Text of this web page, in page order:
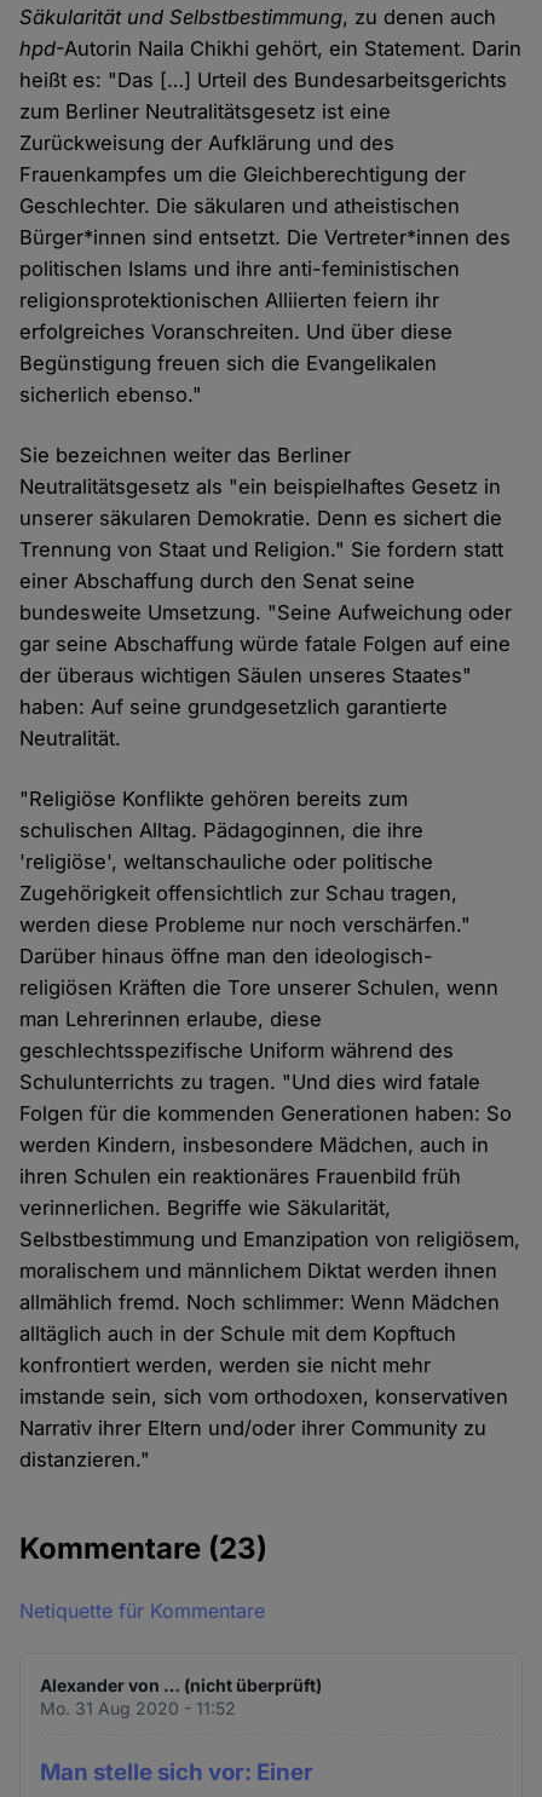
Säkularität und Selbstbestimmung, zu denen auch
hpd-Autorin Naila Chikhi gehört, ein Statement. Darin
heißt es: "Das […] Urteil des Bundesarbeitsgerichts
zum Berliner Neutralitätsgesetz ist eine
Zurückweisung der Aufklärung und des
Frauenkampfes um die Gleichberechtigung der
Geschlechter. Die säkularen und atheistischen
Bürger*innen sind entsetzt. Die Vertreter*innen des
politischen Islams und ihre anti-feministischen
religionsprotektionischen Alliierten feiern ihr
erfolgreiches Voranschreiten. Und über diese
Begünstigung freuen sich die Evangelikalen
sicherlich ebenso."
Sie bezeichnen weiter das Berliner
Neutralitätsgesetz als "ein beispielhaftes Gesetz in
unserer säkularen Demokratie. Denn es sichert die
Trennung von Staat und Religion." Sie fordern statt
einer Abschaffung durch den Senat seine
bundesweite Umsetzung. "Seine Aufweichung oder
gar seine Abschaffung würde fatale Folgen auf eine
der überaus wichtigen Säulen unseres Staates"
haben: Auf seine grundgesetzlich garantierte
Neutralität.
"Religiöse Konflikte gehören bereits zum
schulischen Alltag. Pädagoginnen, die ihre
'religiöse', weltanschauliche oder politische
Zugehörigkeit offensichtlich zur Schau tragen,
werden diese Probleme nur noch verschärfen."
Darüber hinaus öffne man den ideologisch-
religiösen Kräften die Tore unserer Schulen, wenn
man Lehrerinnen erlaube, diese
geschlechtsspezifische Uniform während des
Schulunterrichts zu tragen. "Und dies wird fatale
Folgen für die kommenden Generationen haben: So
werden Kindern, insbesondere Mädchen, auch in
ihren Schulen ein reaktionäres Frauenbild früh
verinnerlichen. Begriffe wie Säkularität,
Selbstbestimmung und Emanzipation von religiösem,
moralischem und männlichem Diktat werden ihnen
allmählich fremd. Noch schlimmer: Wenn Mädchen
alltäglich auch in der Schule mit dem Kopftuch
konfrontiert werden, werden sie nicht mehr
imstande sein, sich vom orthodoxen, konservativen
Narrativ ihrer Eltern und/oder ihrer Community zu
distanzieren."
Kommentare (23)
Netiquette für Kommentare
Alexander von … (nicht überprüft)
Mo. 31 Aug 2020 - 11:52
Man stelle sich vor: Einer